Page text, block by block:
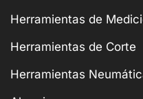
Herramientas de
Herramientas de Corte
Herramientas